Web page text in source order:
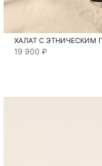
ХАЛАТ С ЭТНИЧЕСКИМ
19 900 ₽